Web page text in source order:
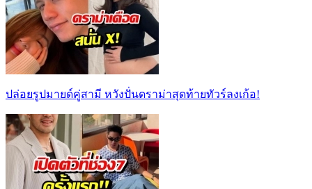
ปล่อยรูปมายด์คู่สามี หวังปั่นดราม่าสุดท้ายทัวร์ลงเก้อ!